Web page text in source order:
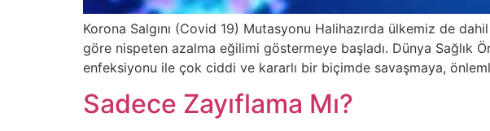
Korona Salgını (Covid 19) Mutasyonu Halihazırda ülkemiz de
göre nispeten azalma eğilimi göstermeye başladı. Dünya Sağlık
enfeksiyonu ile çok ciddi ve kararlı bir biçimde savaşmaya,
Sadece Zayıflama Mı?